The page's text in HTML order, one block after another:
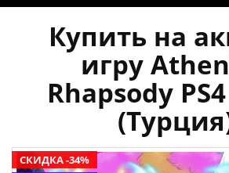
Купить на
игру
Rhapsody
СКИДКА -34%